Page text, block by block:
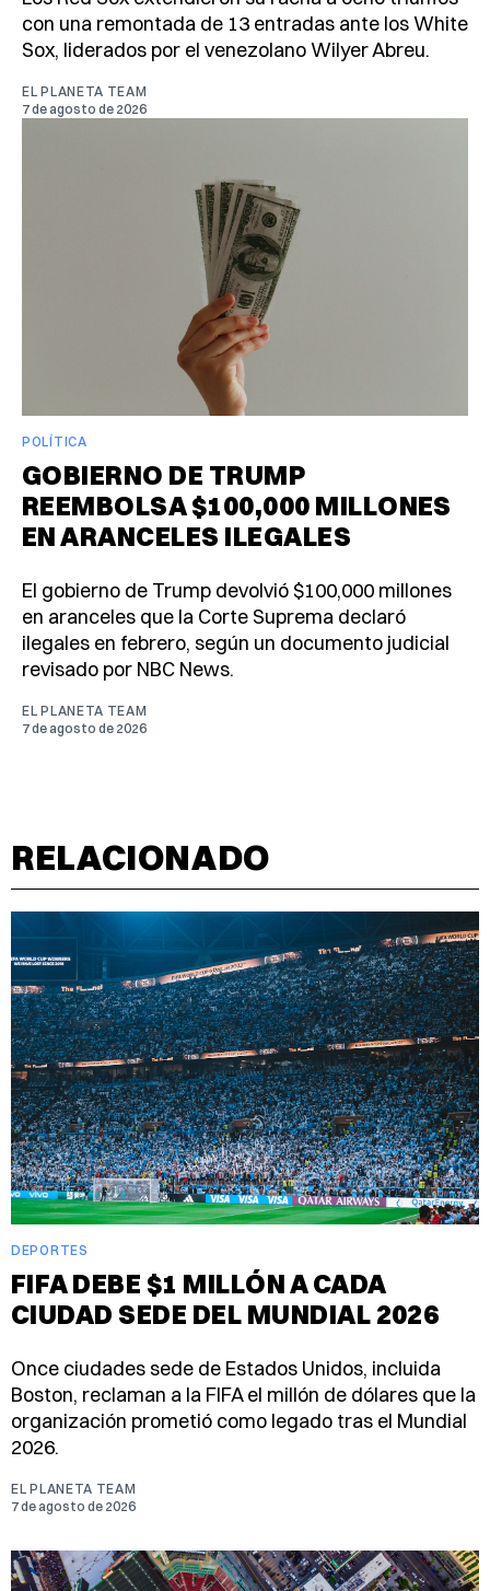
con una remontada de 13 entradas ante los White
Sox, liderados por el venezolano Wilyer Abreu.
EL PLANETA TEAM
7 de agosto de 2026
POLÍTICA
GOBIERNO DE TRUMP
REEMBOLSA $100,000 MILLONES
EN ARANCELES ILEGALES
El gobierno de Trump devolvió $100,000 millones
en aranceles que la Corte Suprema declaró
ilegales en febrero, según un documento judicial
revisado por NBC News.
EL PLANETA TEAM
7 de agosto de 2026
RELACIONADO
DEPORTES
FIFA DEBE $1 MILLÓN A CADA
CIUDAD SEDE DEL MUNDIAL 2026
Once ciudades sede de Estados Unidos, incluida
Boston, reclaman a la FIFA el millón de dólares que la
organización prometió como legado tras el Mundial
2026.
EL PLANETA TEAM
7 de agosto de 2026